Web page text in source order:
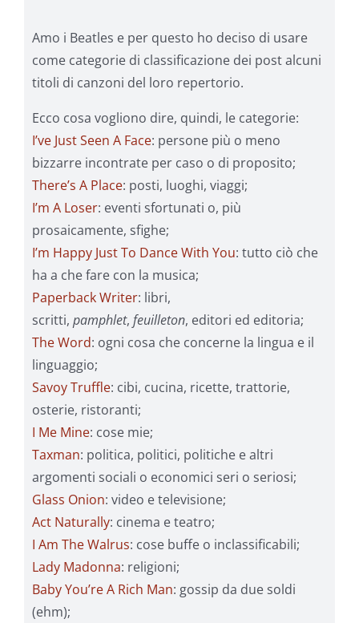
Amo i Beatles e per questo ho deciso di usare
come categorie di classificazione dei post alcuni
titoli di canzoni del loro repertorio.
Ecco cosa vogliono dire, quindi, le categorie:
I’ve Just Seen A Face: persone più o meno
bizzarre incontrate per caso o di proposito;
There’s A Place: posti, luoghi, viaggi;
I’m A Loser: eventi sfortunati o, più
prosaicamente, sfighe;
I’m Happy Just To Dance With You: tutto ciò che
ha a che fare con la musica;
Paperback Writer: libri,
scritti, pamphlet, feuilleton, editori ed editoria;
The Word: ogni cosa che concerne la lingua e il
linguaggio;
Savoy Truffle: cibi, cucina, ricette, trattorie,
osterie, ristoranti;
I Me Mine: cose mie;
Taxman: politica, politici, politiche e altri
argomenti sociali o economici seri o seriosi;
Glass Onion: video e televisione;
Act Naturally: cinema e teatro;
I Am The Walrus: cose buffe o inclassificabili;
Lady Madonna: religioni;
Baby You’re A Rich Man: gossip da due soldi
(ehm);